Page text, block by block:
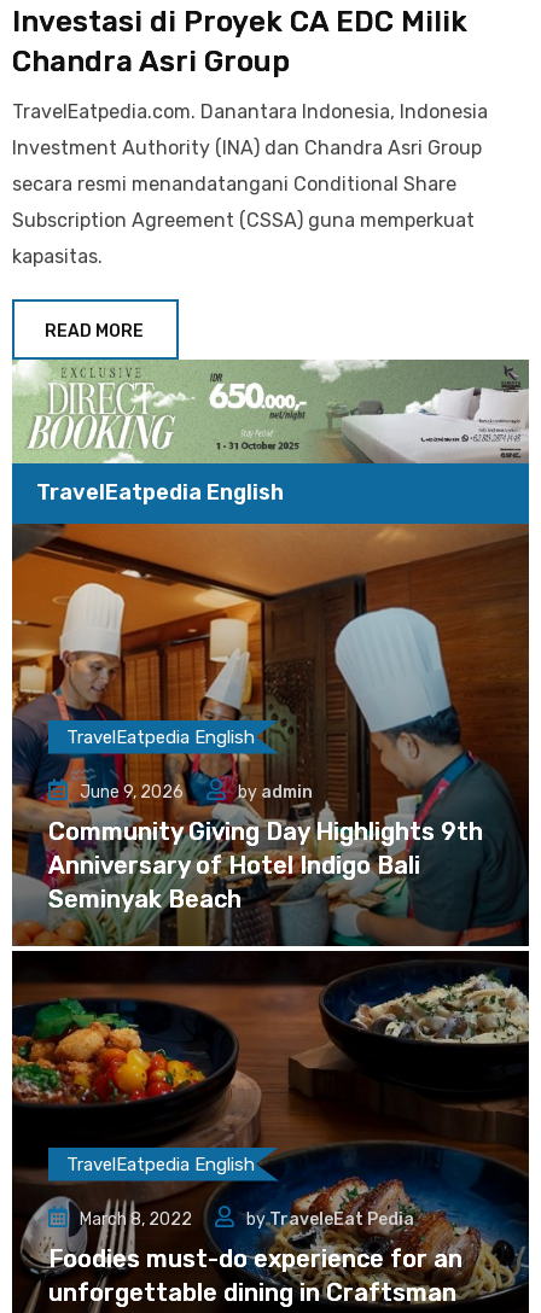
Investasi di Proyek CA EDC Milik
Chandra Asri Group
TravelEatpedia.com. Danantara Indonesia, Indonesia
Investment Authority (INA) dan Chandra Asri Group
secara resmi menandatangani Conditional Share
Subscription Agreement (CSSA) guna memperkuat
kapasitas.
READ MORE
TravelEatpedia English
TravelEatpedia English
June 9, 2026 by admin
Community Giving Day Highlights 9th
Anniversary of Hotel Indigo Bali
Seminyak Beach
TravelEatpedia English
March 8, 2022 byTraveleEat Pedia
Foodies must-do experience for an
unforgettable dining in Craftsman